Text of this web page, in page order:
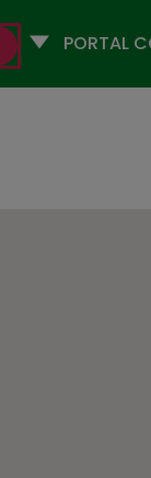
Selecciona